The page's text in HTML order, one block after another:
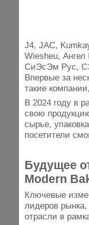
J4, JAC,
Wiesheu,
СиЭсЭм Рус,
Впервые за
такие
В 2024 году в
свою
сырье,
посетители
Будущее
Modern
Ключевые
лидеров
отрасли в